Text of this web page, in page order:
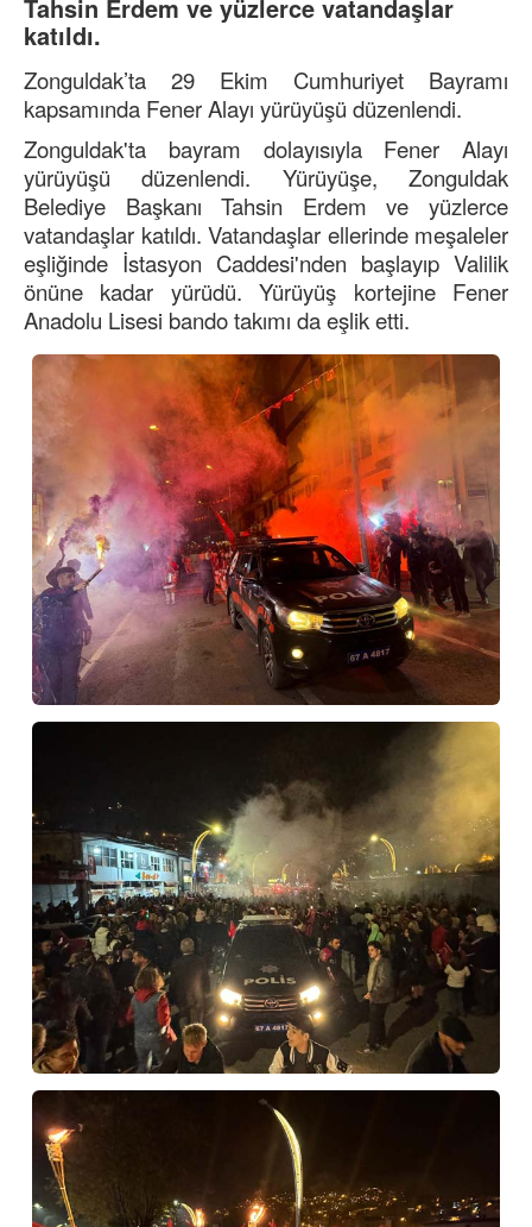
Tahsin Erdem ve yüzlerce vatandaşlar
katıldı.
Zonguldak’ta 29 Ekim Cumhuriyet Bayramı
kapsamında Fener Alayı yürüyüşü düzenlendi.
Zonguldak'ta bayram dolayısıyla Fener Alayı
yürüyüşü düzenlendi. Yürüyüşe, Zonguldak
Belediye Başkanı Tahsin Erdem ve yüzlerce
vatandaşlar katıldı. Vatandaşlar ellerinde meşaleler
eşliğinde İstasyon Caddesi'nden başlayıp Valilik
önüne kadar yürüdü. Yürüyüş kortejine Fener
Anadolu Lisesi bando takımı da eşlik etti.